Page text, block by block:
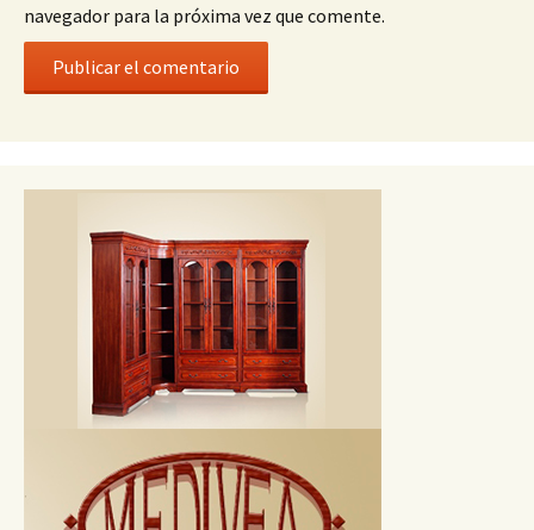
navegador para la próxima vez que comente.